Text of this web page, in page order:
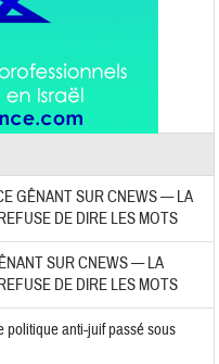
GÊNANT SUR CNEWS — LA
DE DIRE LES MOTS
SUR CNEWS — LA
DE DIRE LES MOTS
politique anti-juif passé sous